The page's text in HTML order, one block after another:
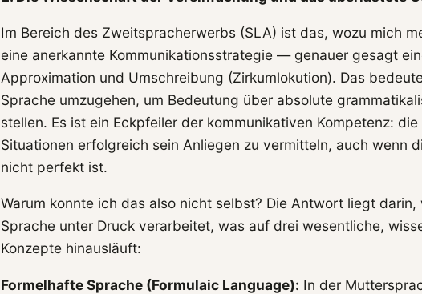
Im Bereich des Zweitspracherwerbs (SLA) ist das, wozu mich
eine anerkannte Kommunikationsstrategie — genauer gesagt
Approximation und Umschreibung (Zirkumlokution). Das
Sprache umzugehen, um Bedeutung über absolute
stellen. Es ist ein Eckpfeiler der kommunikativen Kompetenz:
Situationen erfolgreich sein Anliegen zu vermitteln, auch wenn
nicht perfekt ist.
Warum konnte ich das also nicht selbst? Die Antwort liegt darin,
Sprache unter Druck verarbeitet, was auf drei wesentliche,
Konzepte hinausläuft:
Formelhafte Sprache (Formulaic Language): In der